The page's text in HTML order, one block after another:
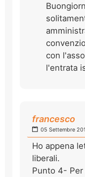
con
l'entrata
francesco
05 Settembre
Ho appena
liberali.
Punto 4- Per